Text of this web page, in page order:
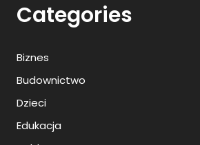
Categories
Biznes
Budownictwo
Dzieci
Edukacja